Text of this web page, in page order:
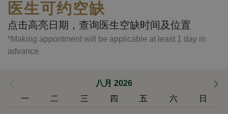
医生可约空缺
点击高亮日期，查询医生空缺时间及位置
*Making appontment will be applicable at least 1 day in
advance
八月 2026
一
二 三 四 五 六 日